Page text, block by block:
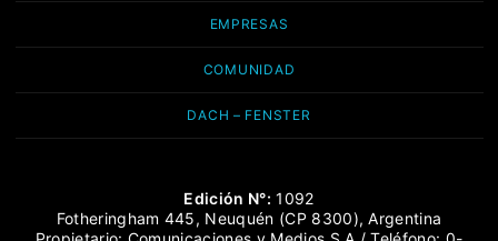
EMPRESAS
COMUNIDAD
DACH – FENSTER
Edición N°: 1092
Fotheringham 445, Neuquén (CP 8300), Argentina